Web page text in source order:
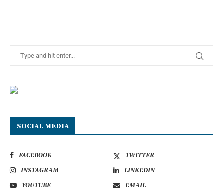
SOCIAL MEDIA
FACEBOOK
TWITTER
INSTAGRAM
LINKEDIN
YOUTUBE
EMAIL